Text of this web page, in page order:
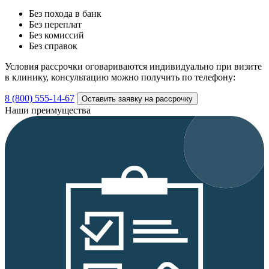
Без похода в банк
Без переплат
Без комиссий
Без справок
Условия рассрочки оговариваются индивидуально при визите
в клинику, консультацию можно получить по телефону:
8 (800) 555-14-67 Оставить заявку на рассрочку
Наши преимущества